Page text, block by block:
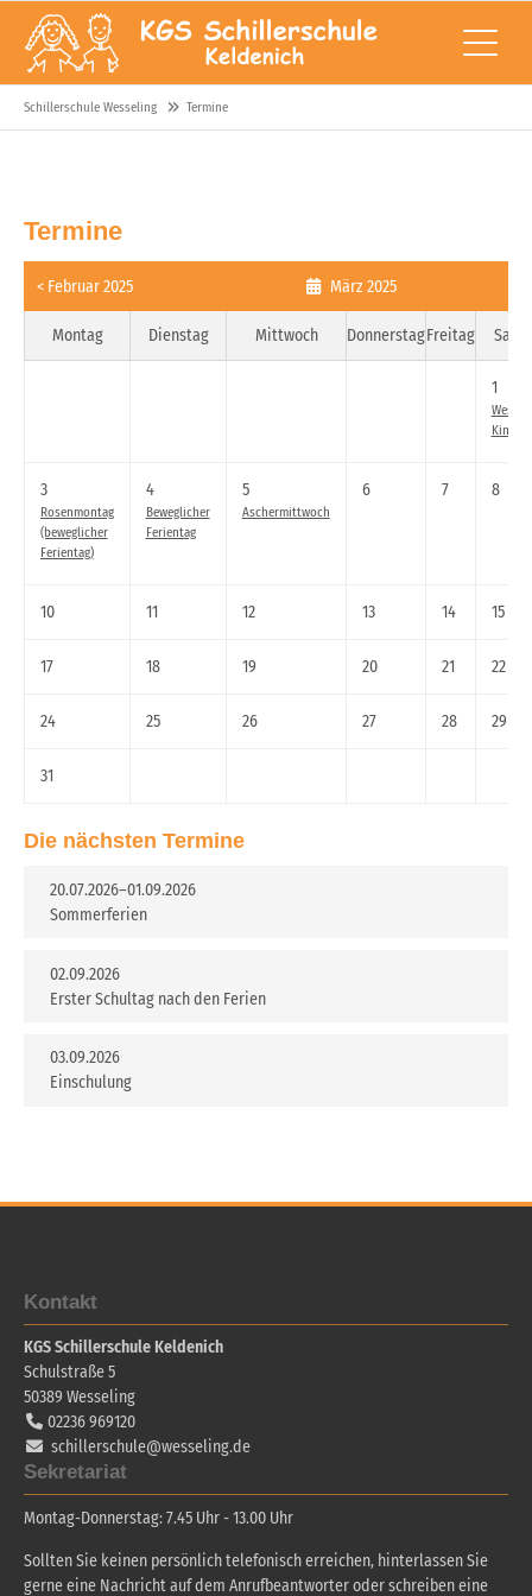
Schillerschule Wesseling Termine
Termine
< Februar 2025 März 2025
Montag Dienstag Mittwoch DonnerstagFreitag
1
3
Rosenmontag
(beweglicher
Ferientag)
4
Beweglicher
Ferientag
5
Aschermittwoch
6 7 8
10 11 12 13 14 15
17 18 19 20 21 22
24 25 26 27 28 29
31
Die nächsten Termine
20.07.2026–01.09.2026
Sommerferien
02.09.2026
Erster Schultag nach den Ferien
03.09.2026
Einschulung
Kontakt
KGS Schillerschule Keldenich
Schulstraße 5
50389 Wesseling
02236 969120
schillerschule@wesseling.de
Sekretariat
Montag-Donnerstag: 7.45 Uhr - 13.00 Uhr
Sollten Sie keinen persönlich telefonisch erreichen, hinterlassen Sie
gerne eine Nachricht auf dem Anrufbeantworter oder schreiben eine